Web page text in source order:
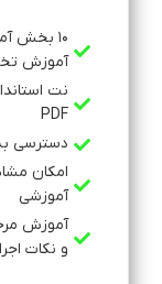
آموزش
نت
PDF
دسترسی
امکان
آموزشی
آموزش
و نکات